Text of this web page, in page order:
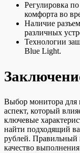
Регулировка
комфорта во
Наличие
различных
Технологии
Blue Light.
Выбор монитора
аспект, который
ключевые
найти подходящий
рублей. Правильный
качество выполнения